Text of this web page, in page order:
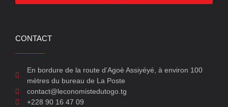
CONTACT
En bordure de la route d’Agoè Assiyéyé, à environ 100
mètres du bureau de La Poste
contact@leconomistedutogo.tg
+228 90 16 47 09